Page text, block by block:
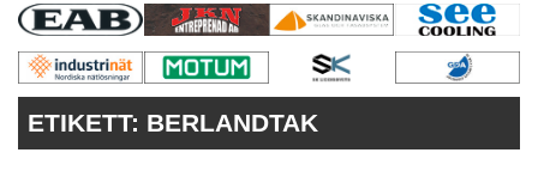
PRENUMERERA
VÅRA ANDRA MAGASIN
ANNONSERA
KONTAKT
ETIKETT: BERLANDTAK